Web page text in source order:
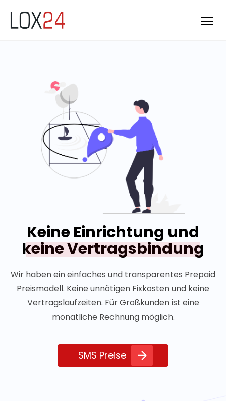
Keine Einrichtung und
keine Vertragsbindung
Wir haben ein einfaches und transparentes Prepaid
Preismodell. Keine unnötigen Fixkosten und keine
Vertragslaufzeiten. Für Großkunden ist eine
monatliche Rechnung möglich.
SMS Preise